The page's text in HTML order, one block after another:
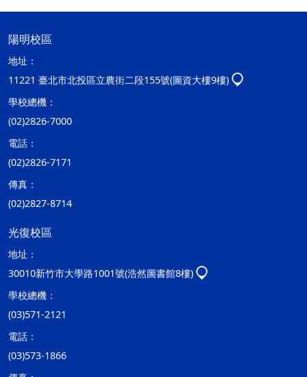
陽明校區
地址：
11221 臺北市北投區立農街二段155號(圖資大樓9樓)
學校總機：
(02)2826-7000
電話：
(02)2826-7171
傳真：
(02)2827-8714
光復校區
地址：
30010新竹市大學路1001號(浩然圖書館8樓)
學校總機：
(03)571-2121
電話：
(03)573-1866